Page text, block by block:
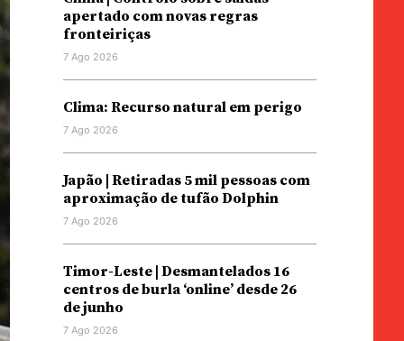
apertado com novas regras
fronteiriças
7 Ago 2026
Clima: Recurso natural em perigo
7 Ago 2026
Japão | Retiradas 5 mil pessoas com
aproximação de tufão Dolphin
7 Ago 2026
Timor-Leste | Desmantelados 16
centros de burla ‘online’ desde 26
de junho
7 Ago 2026